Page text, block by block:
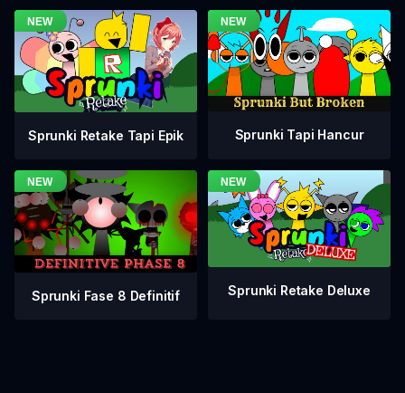
Sprunki Retake Tapi Epik Sprunki Tapi Hancur
Sprunki Fase 8 Definitif Sprunki Retake Deluxe